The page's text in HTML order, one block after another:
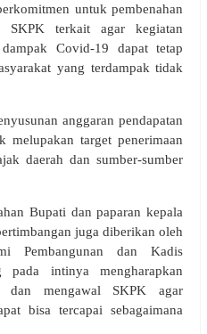
untuk pembenahan
SKPK terkait agar kegiatan
Covid-19 dapat tetap
yang terdampak tidak
anggaran pendapatan
target penerimaan
daerah dan sumber-sumber
Bupati dan paparan kepala
juga diberikan oleh
Pembangunan dan Kadis
pada intinya mengharapkan
dan mengawal SKPK agar
bisa tercapai sebagaimana